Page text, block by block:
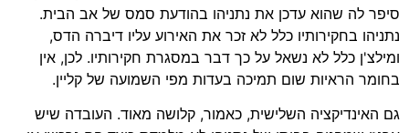
לה שהוא עדכן את נתניהו בהודעת סמס של אב הבית.
בחקירותיו כלל לא זכר את האירוע עליו דיברה הדס,
כלל לא נשאל על כך דבר במסגרת חקירותיו. לכן, אין
הראיות שום תמיכה בעדות מפי השמועה של קליין.
השלישית, כאמור, קלושה מאוד. העובדה שיש